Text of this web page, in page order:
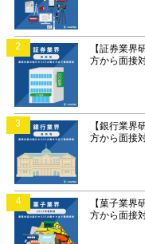
2
【証券業界
方から面接
3
【銀行業界
方から面接
4
【菓子業界
方から面接